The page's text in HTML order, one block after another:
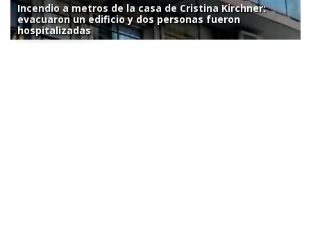
Incendio a metros de la casa de Cristina Kirchner:
evacuaron un edificio y dos personas fueron
hospitalizadas